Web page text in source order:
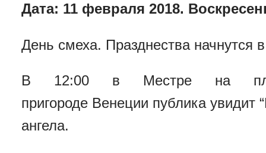
Дата: 11 февраля 2018.
День смеха. Празднества начнутся
В 12:00 в Местре на
пригороде Венеции публика
ангела.